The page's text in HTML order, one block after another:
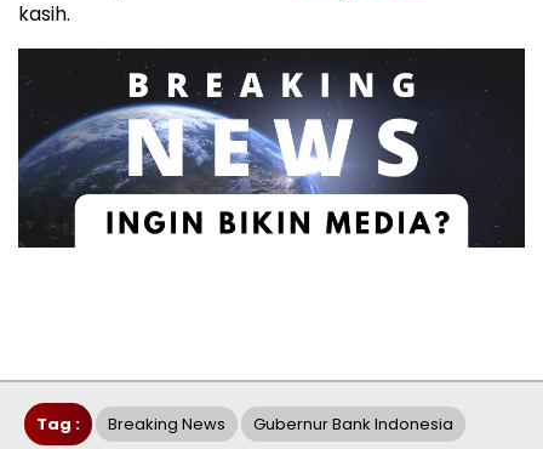
kasih.
Tag : Breaking News Gubernur Bank Indonesia